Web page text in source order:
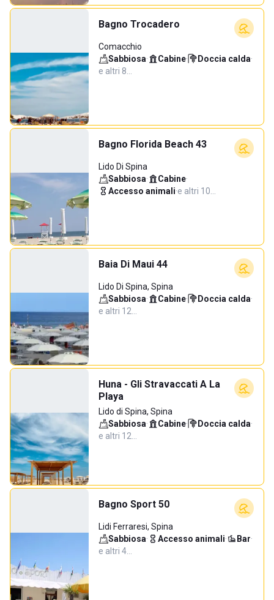
Bagno Trocadero
Comacchio
Sabbiosa· Cabine· Doccia calda·
e altri 8…
Bagno Florida Beach 43
Lido Di Spina
Sabbiosa· Cabine·
Accesso animali·e altri 10…
Baia Di Maui 44
Lido Di Spina, Spina
Sabbiosa· Cabine· Doccia calda·
e altri 12…
Huna - Gli Stravaccati A La
Playa
Lido di Spina, Spina
Sabbiosa· Cabine· Doccia calda·
e altri 12…
Bagno Sport 50
Lidi Ferraresi, Spina
Sabbiosa· Accesso animali· Bar·
e altri 4…